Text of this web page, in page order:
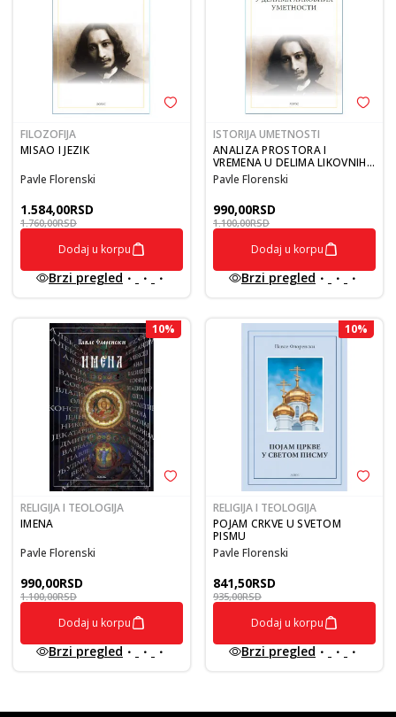
FILOZOFIJA
MISAO I JEZIK
Pavle Florenski
1.584,00RSD
1.760,00RSD
Dodaj u korpu
Brzi pregled
ISTORIJA UMETNOSTI
ANALIZA PROSTORA I
VREMENA U DELIMA LIKOVNIH
UMETNOSTI
Pavle Florenski
990,00RSD
1.100,00RSD
Dodaj u korpu
Brzi pregled
10%
RELIGIJA I TEOLOGIJA
IMENA
Pavle Florenski
990,00RSD
1.100,00RSD
Dodaj u korpu
Brzi pregled
10%
RELIGIJA I TEOLOGIJA
POJAM CRKVE U SVETOM
PISMU
Pavle Florenski
841,50RSD
935,00RSD
Dodaj u korpu
Brzi pregled